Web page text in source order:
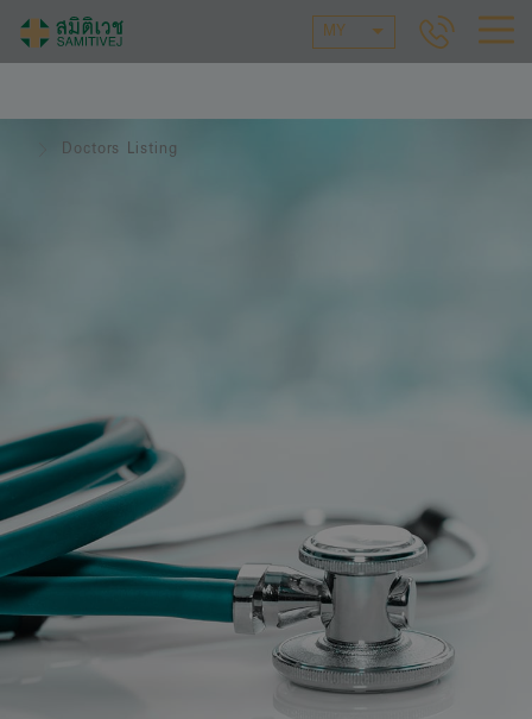
MY
Doctors Listing